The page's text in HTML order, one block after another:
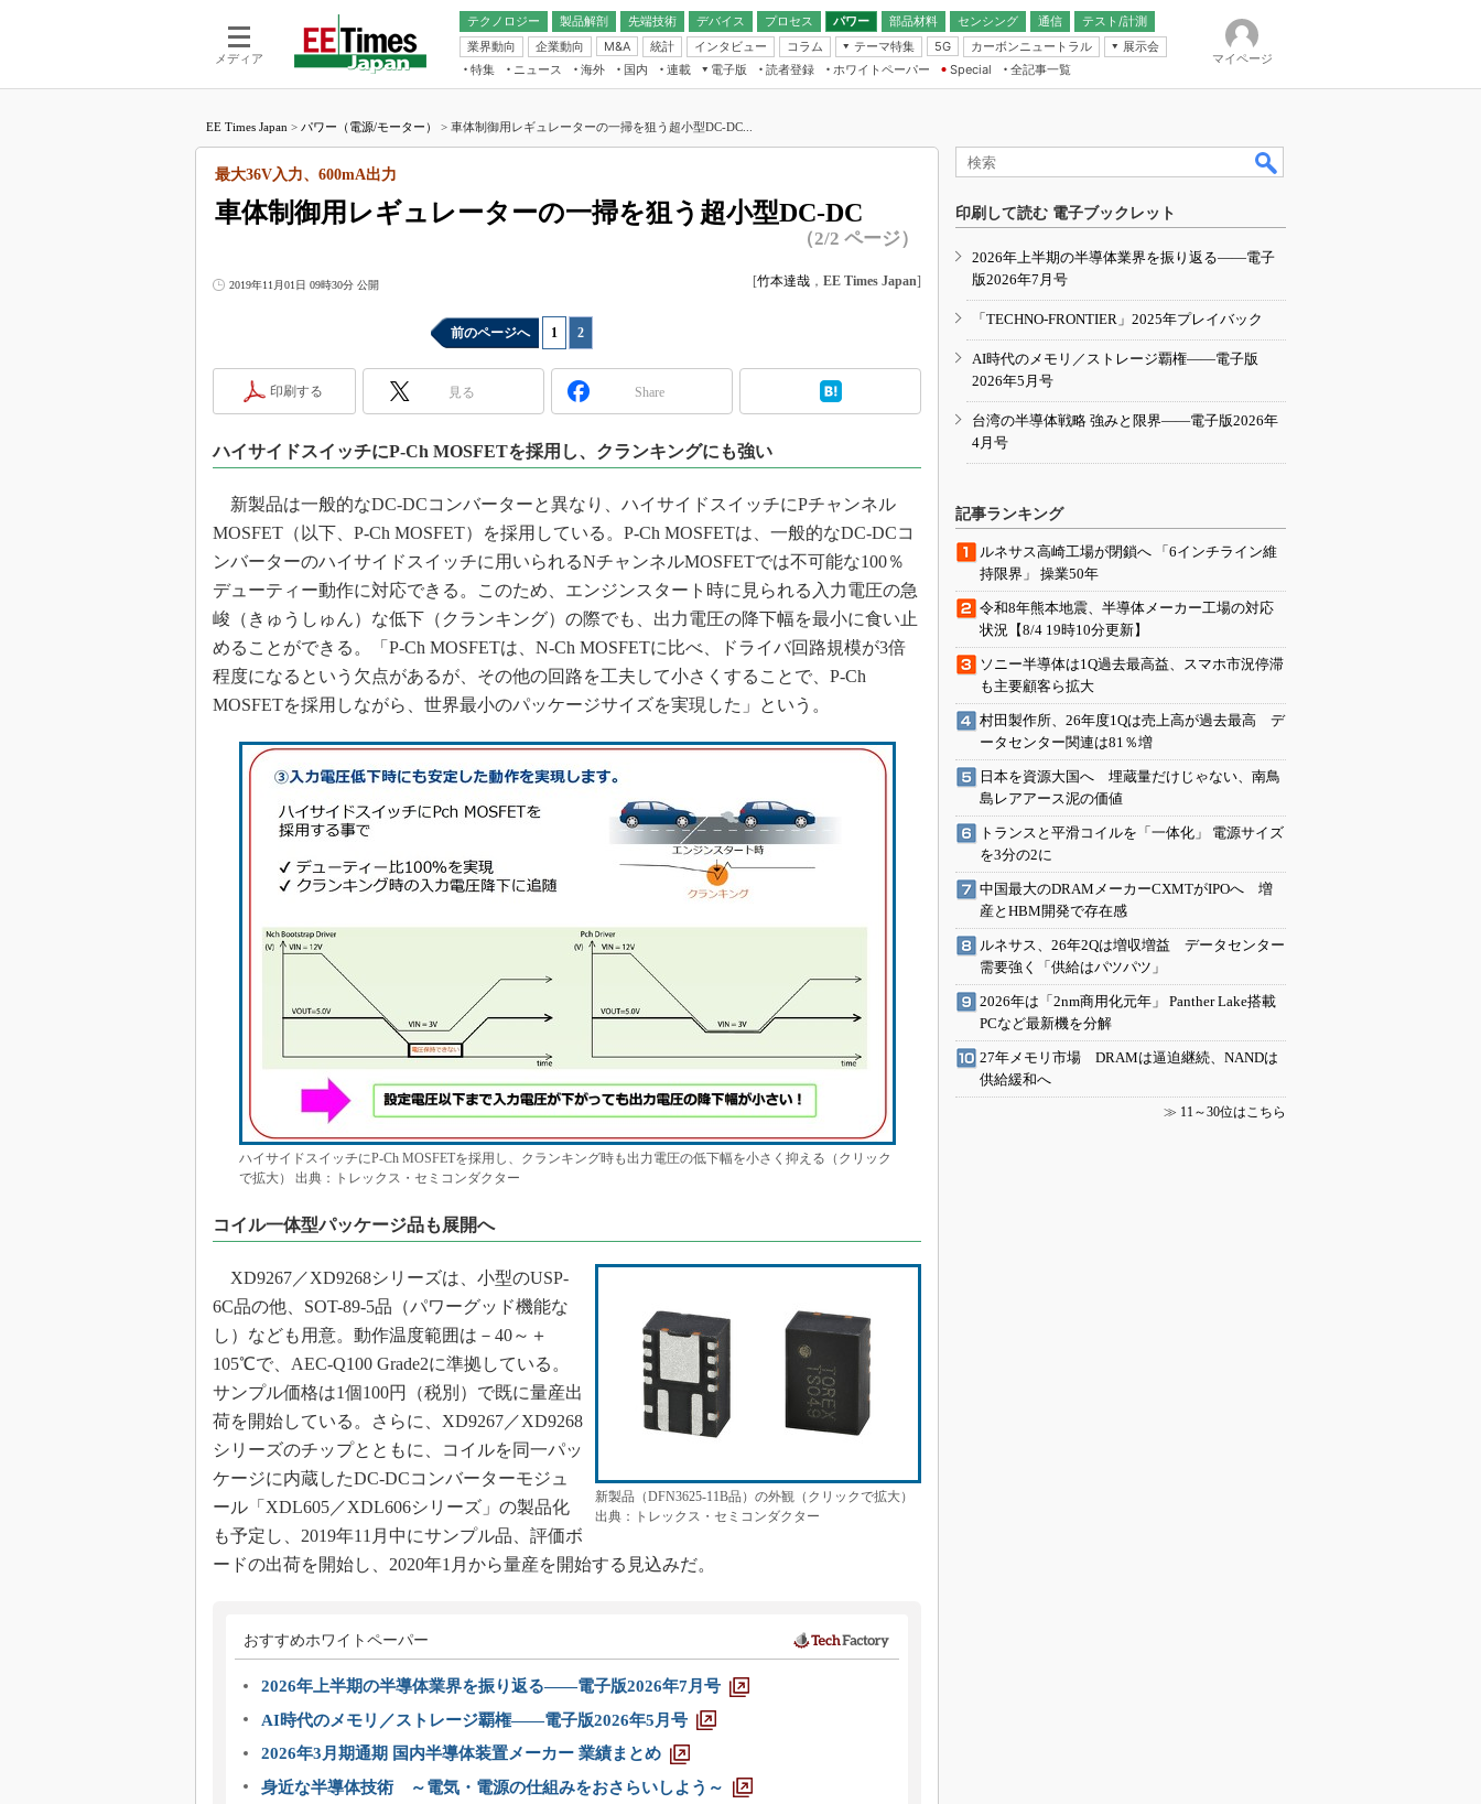
メディア
テクノロジー 製品解剖
先端技術
電池／エネルギー
デバイス
アナログ
マイコン
プロセス パワー 部品材料 センシング
通信
無線
テスト/計測
業界動向
企業動向 M&A 統計 インタビュー コラム
テーマ特集
フィジカルAI
読者調査（EE Times Research）
5G カーボンニュートラル
展示会
IoT・エッジコンピューティング
EXPO
TECHNO-FRONTIER
人とくるま展
特集 ニュース 海外 国内
連載
福田昭のデバイス通信
大山聡の業界スコープ
世界を「数字」で回してみよう
踊るバズワード ～Behind the
Buzzword
この10年で起こったこと、次の10年
製品分解で探るアジアの新トレンド
光伝送技術を知る
“異端児エンジニア”が仕掛けた社内
改革、執念の180日
イノベーションは日本を救うのか
JASA発IoT通信
IHSアナリスト「未来展望」
「英語に愛されないエンジニア」の
ための新行動論
電子版
電子ブックレット
読者登録 ホワイトペーパー
Special
全記事一覧
マイページ
EE Times Japan > パワー（電源/モーター） > 車体制御用レギュレーターの一掃を狙う超小型DC-DC...
車体制御用レギュレーターの一掃を狙う超小型DC-DC
最大36V入力、600mA出力
（2/2 ページ）
2019年11月01日 09時30分 公開 [竹本達哉 ， EE Times Japan]
前のページへ 1 2
印刷する 見る Share
ハイサイドスイッチにP-Ch MOSFETを採用し、クランキングにも強い
新製品は一般的なDC-DCコンバーターと異なり、ハイサイドスイッチにPチャンネル
MOSFET（以下、P-Ch MOSFET）を採用している。P-Ch MOSFETは、一般的なDC-DCコ
ンバーターのハイサイドスイッチに用いられるNチャンネルMOSFETでは不可能な100％
デューティー動作に対応できる。このため、エンジンスタート時に見られる入力電圧の急
峻（きゅうしゅん）な低下（クランキング）の際でも、出力電圧の降下幅を最小に食い止
めることができる。「P-Ch MOSFETは、N-Ch MOSFETに比べ、ドライバ回路規模が3倍
程度になるという欠点があるが、その他の回路を工夫して小さくすることで、P-Ch
MOSFETを採用しながら、世界最小のパッケージサイズを実現した」という。
ハイサイドスイッチにP-Ch MOSFETを採用し、クランキング時も出力電圧の低下幅を小さく抑える（クリック
で拡大） 出典：トレックス・セミコンダクター
コイル一体型パッケージ品も展開へ
新製品（DFN3625-11B品）の外観（クリックで拡大）
出典：トレックス・セミコンダクター
XD9267／XD9268シリーズは、小型のUSP-
6C品の他、SOT-89-5品（パワーグッド機能な
し）なども用意。動作温度範囲は－40～＋
105℃で、AEC-Q100 Grade2に準拠している。
サンプル価格は1個100円（税別）で既に量産出
荷を開始している。さらに、XD9267／XD9268
シリーズのチップとともに、コイルを同一パッ
ケージに内蔵したDC-DCコンバーターモジュ
ール「XDL605／XDL606シリーズ」の製品化
も予定し、2019年11月中にサンプル品、評価ボ
ードの出荷を開始し、2020年1月から量産を開始する見込みだ。
おすすめホワイトペーパー
2026年上半期の半導体業界を振り返る――電子版2026年7月号
AI時代のメモリ／ストレージ覇権――電子版2026年5月号
2026年3月期通期 国内半導体装置メーカー 業績まとめ
身近な半導体技術 ～電気・電源の仕組みをおさらいしよう～
印刷して読む 電子ブックレット
2026年上半期の半導体業界を振り返る――電子
版2026年7月号
「TECHNO-FRONTIER」2025年プレイバック
AI時代のメモリ／ストレージ覇権――電子版
2026年5月号
台湾の半導体戦略 強みと限界――電子版2026年
4月号
記事ランキング
ルネサス高崎工場が閉鎖へ 「6インチライン維
持限界」 操業50年
令和8年熊本地震、半導体メーカー工場の対応
状況【8/4 19時10分更新】
ソニー半導体は1Q過去最高益、スマホ市況停滞
も主要顧客ら拡大
村田製作所、26年度1Qは売上高が過去最高 デ
ータセンター関連は81％増
日本を資源大国へ 埋蔵量だけじゃない、南鳥
島レアアース泥の価値
トランスと平滑コイルを「一体化」 電源サイズ
を3分の2に
中国最大のDRAMメーカーCXMTがIPOへ 増
産とHBM開発で存在感
ルネサス、26年2Qは増収増益 データセンター
需要強く「供給はパツパツ」
2026年は「2nm商用化元年」 Panther Lake搭載
PCなど最新機を分解
27年メモリ市場 DRAMは逼迫継続、NANDは
供給緩和へ
≫ 11～30位はこちら